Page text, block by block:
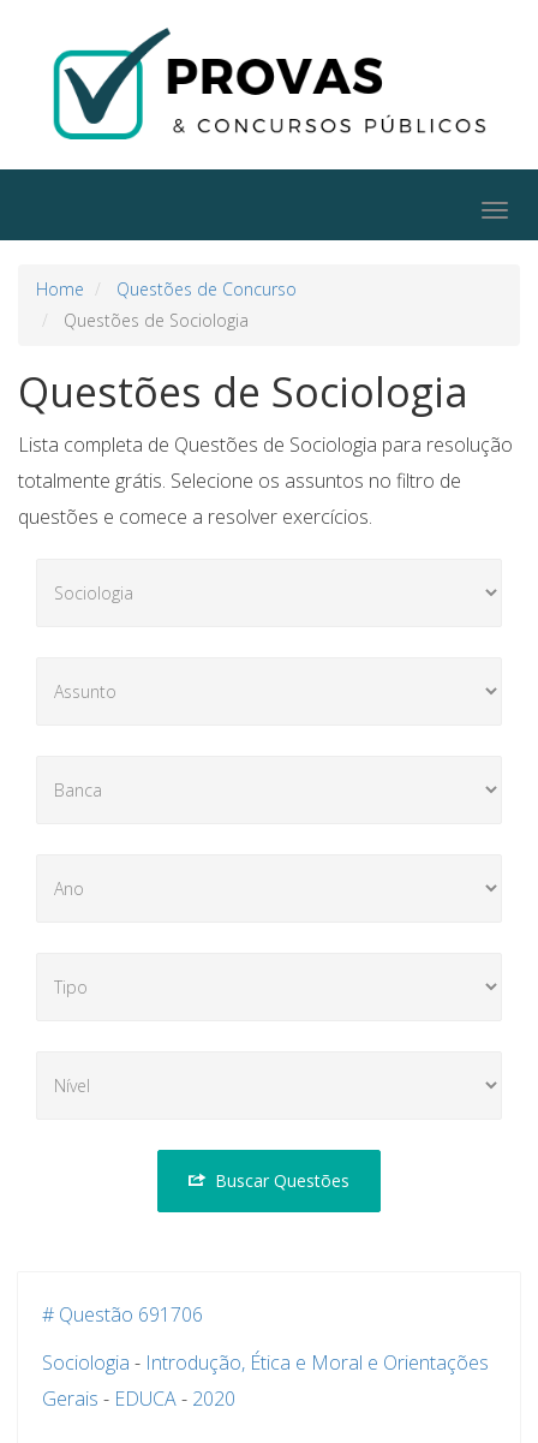
Home
Questões de Concurso
Questões de Sociologia
Questões de Sociologia
Lista completa de Questões de Sociologia para resolução
totalmente grátis. Selecione os assuntos no filtro de
questões e comece a resolver exercícios.
Buscar Questões
# Questão 691706
Sociologia - Introdução, Ética e Moral e Orientações
Gerais - EDUCA- 2020